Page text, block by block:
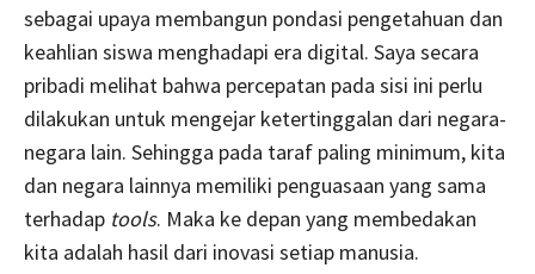
sebagai upaya membangun pondasi pengetahuan dan
keahlian siswa menghadapi era digital. Saya secara
pribadi melihat bahwa percepatan pada sisi ini perlu
dilakukan untuk mengejar ketertinggalan dari negara-
negara lain. Sehingga pada taraf paling minimum, kita
dan negara lainnya memiliki penguasaan yang sama
terhadap tools. Maka ke depan yang membedakan
kita adalah hasil dari inovasi setiap manusia.